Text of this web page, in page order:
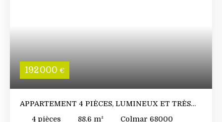
192 000 €
APPARTEMENT 4 PIÈCES, LUMINEUX ET TRÈS
4 pièces 88.6 m² Colmar 68000